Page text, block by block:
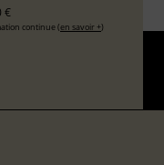
€
continue (en savoir +)